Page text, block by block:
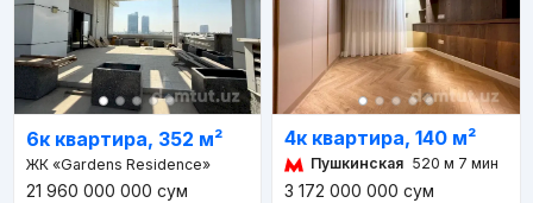
6к квартира, 352 м²
ЖК «Gardens Residence»
21 960 000 000 сум
4к квартира, 140 м²
Пушкинская 520 м 7 мин
3 172 000 000 сум